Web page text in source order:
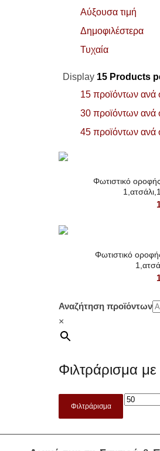
Αύξουσα τιμή
Δημοφιλέστερα
Τυχαία
Display 15 Products
15 προϊόντων ανά
30 προϊόντων ανά
45 προϊόντων ανά
Φωτιστικό
Φωτιστικό
Αναζήτηση προϊόντων
×
Φιλτράρισμα με
Φιλτράρισμα